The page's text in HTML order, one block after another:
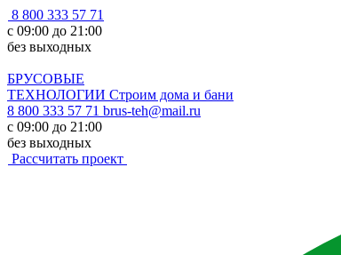
8 800 333 57 71
с 09:00 до 21:00
без выходных
БРУСОВЫЕ
ТЕХНОЛОГИИ Строим дома и бани
8 800 333 57 71 brus-teh@mail.ru
с 09:00 до 21:00
без выходных
Рассчитать проект